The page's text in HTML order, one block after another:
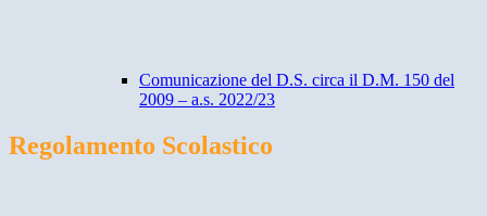
Comunicazione del D.S. circa il D.M. 150 del
2009 – a.s. 2022/23
Regolamento Scolastico